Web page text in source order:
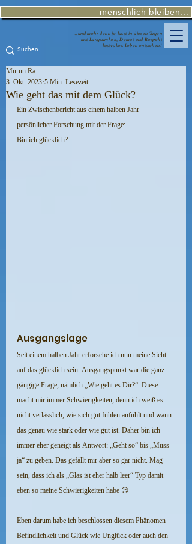
menschlich bleiben...
...und mehr denn je lasst in diesen Tagen
mit Langsamkeit, Demut und Respekt
lustvolles Leben entstehen!
Wie geht das mit dem Glück?
Mu-un Ra
3. Okt. 20235 Min. Lesezeit
Ein Zwischenbericht aus einem halben Jahr
persönlicher Forschung mit der Frage:
Bin ich glücklich?
Ausgangslage
Seit einem halben Jahr erforsche ich nun meine Sicht
auf das glücklich sein. Ausgangspunkt war die ganz
gängige Frage, nämlich „Wie geht es Dir?“. Diese
macht mir immer Schwierigkeiten, denn ich weiß es
nicht verlässlich, wie sich gut fühlen anfühlt und wann
das genau wie stark oder wie gut ist. Daher bin ich
immer eher geneigt als Antwort: „Geht so“ bis „Muss
ja“ zu geben. Das gefällt mir aber so gar nicht. Mag
sein, dass ich als „Glas ist eher halb leer“ Typ damit
eben so meine Schwierigkeiten habe 😉
Eben darum habe ich beschlossen diesem Phänomen
Befindlichkeit und Glück wie Unglück oder auch den